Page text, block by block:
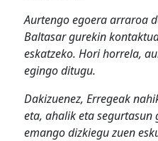
Aurtengo egoera arraroa
Baltasar gurekin
eskatzeko. Hori horrela,
egingo ditugu.
Dakizuenez, Erregeak
eta, ahalik eta segurtasun
emango dizkiegu zuen